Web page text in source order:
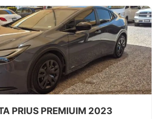
PRIUS PREMIUIM 2023